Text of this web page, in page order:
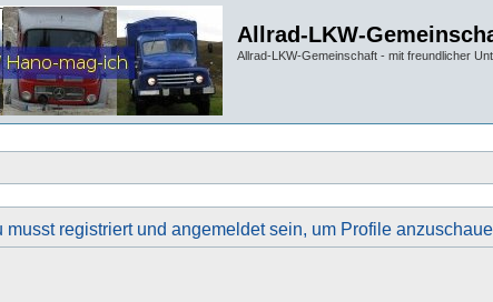
Allrad-LKW-
Allrad-LKW-Gemeinschaft - mit freundlicher
musst registriert und angemeldet sein, um Profile